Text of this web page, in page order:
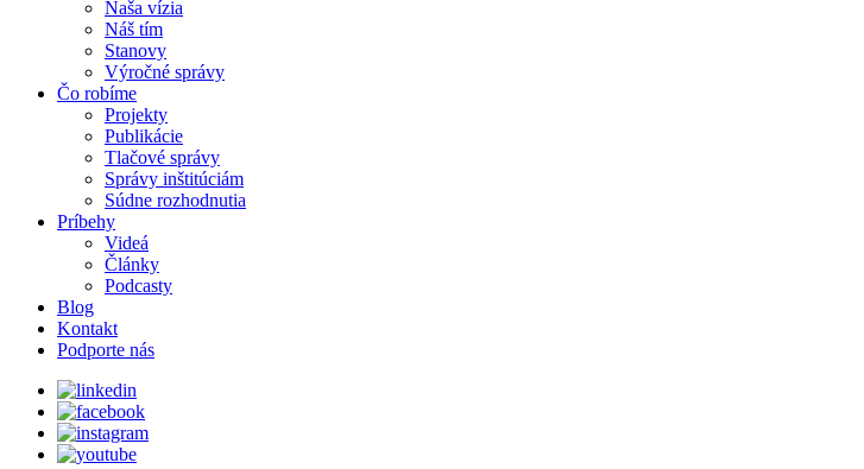
Naša vízia
Náš tím
Stanovy
Výročné správy
Čo robíme
Projekty
Publikácie
Tlačové správy
Správy inštitúciám
Súdne rozhodnutia
Príbehy
Videá
Články
Podcasty
Blog
Kontakt
Podporte nás